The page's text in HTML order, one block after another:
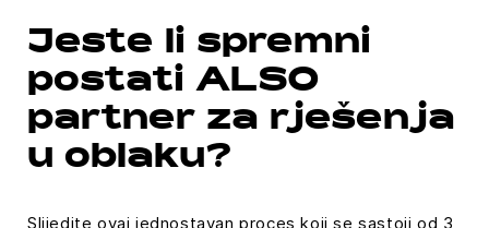
Jeste li spremni
postati ALSO
partner za rješenja
u oblaku?
Slijedite ovaj jednostavan proces koji se sastoji od 3